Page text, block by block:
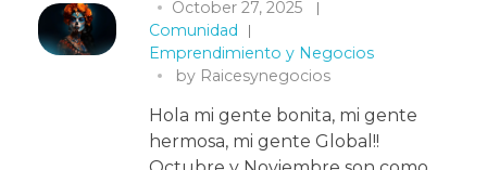
October 27, 2025
Comunidad
Emprendimiento y Negocios
by Raicesynegocios
Hola mi gente bonita, mi gente
hermosa, mi gente Global!!